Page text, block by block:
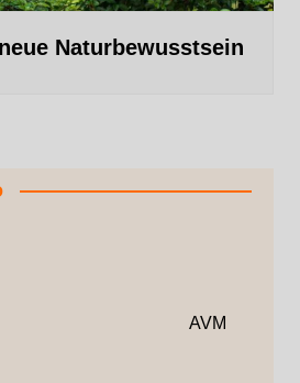
Naturbewusstsein
AVM